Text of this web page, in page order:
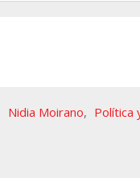
Nidia Moirano, Política